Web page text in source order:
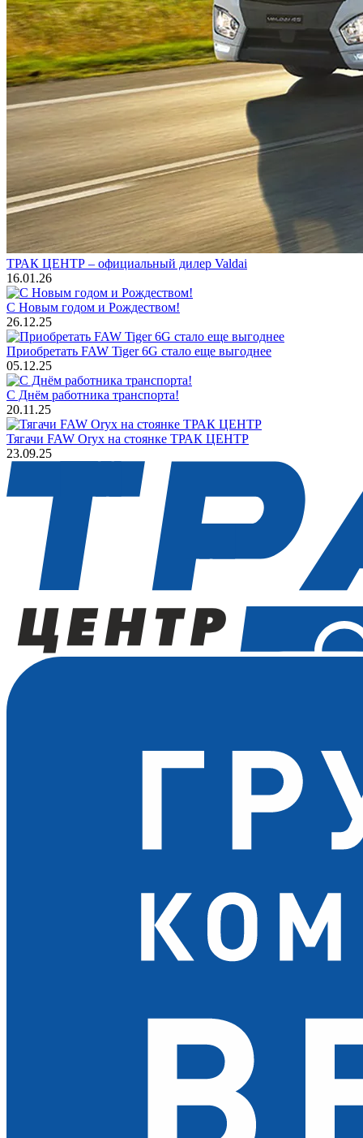
ТРАК ЦЕНТР – официальный дилер Valdai
16.01.26
С Новым годом и Рождеством!
26.12.25
Приобретать FAW Tiger 6G стало еще выгоднее
05.12.25
С Днём работника транспорта!
20.11.25
Тягачи FAW Oryx на стоянке ТРАК ЦЕНТР
23.09.25